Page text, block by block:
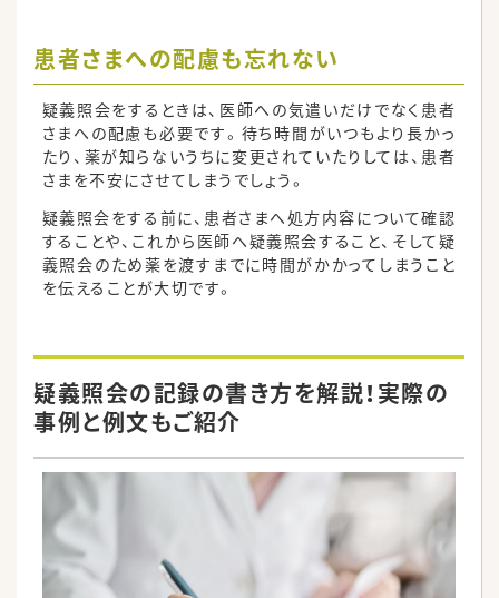
患者さまへの配慮も忘れない
疑義照会をするときは、医師への気遣いだけでなく患者
さまへの配慮も必要です。待ち時間がいつもより長かっ
たり、薬が知らないうちに変更されていたりしては、患者
さまを不安にさせてしまうでしょう。
疑義照会をする前に、患者さまへ処方内容について確認
することや、これから医師へ疑義照会すること、そして疑
義照会のため薬を渡すまでに時間がかかってしまうこと
を伝えることが大切です。
疑義照会の記録の書き方を解説！実際の
事例と例文もご紹介